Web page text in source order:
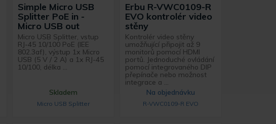
Simple Micro USB
Splitter PoE in -
Micro USB out
Micro USB Splitter, vstup
RJ-45 10/100 PoE (IEE
802.3af), výstup 1x Micro
USB (5 V / 2 A) a 1x RJ-45
10/100, délka ...
Skladem
Micro USB Splitter
Erbu R-VWC0109-R
EVO kontrolér video
stěny
Kontrolér video stěny
umožňující připojit až 9
monitorů pomocí HDMI
portů. Jednoduché ovládání
pomocí integrovaného DIP
přepínače nebo možnost
integrace a ...
Na objednávku
R-VWC0109-R EVO